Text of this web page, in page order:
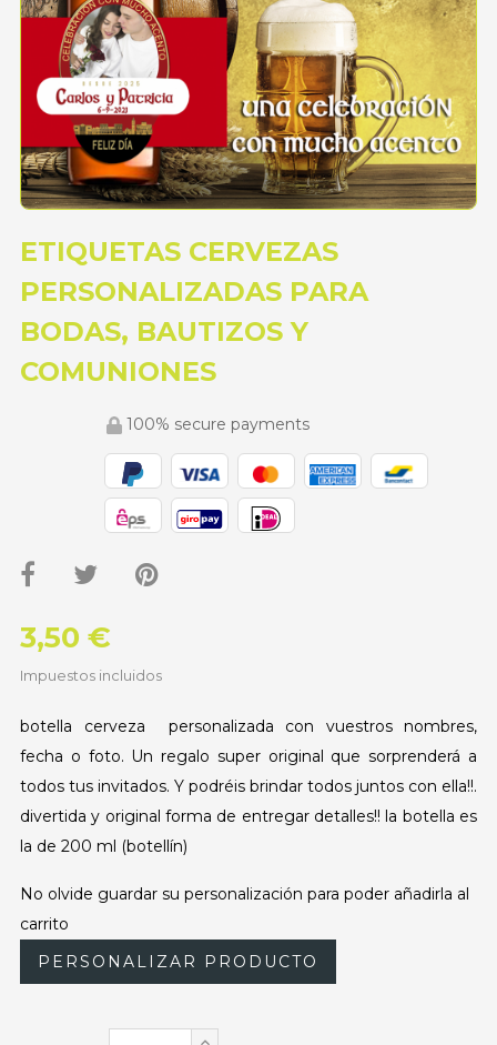
ETIQUETAS CERVEZAS
PERSONALIZADAS PARA
BODAS, BAUTIZOS Y
COMUNIONES
100% secure payments
3,50 €
Impuestos incluidos
botella cerveza personalizada con vuestros nombres,
fecha o foto. Un regalo super original que sorprenderá a
todos tus invitados. Y podréis brindar todos juntos con ella!!.
divertida y original forma de entregar detalles!! la botella es
la de 200 ml (botellín)
No olvide guardar su personalización para poder añadirla al
carrito
PERSONALIZAR PRODUCTO